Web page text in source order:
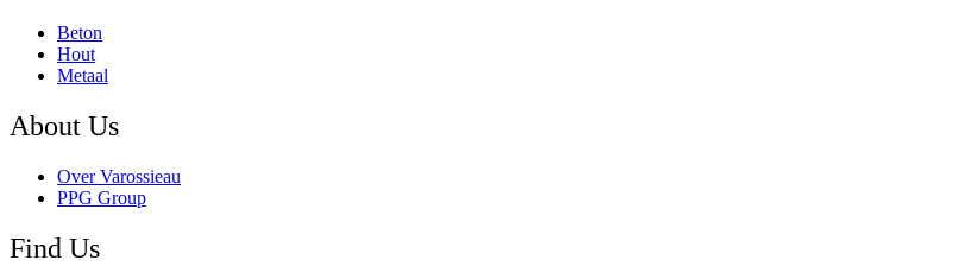
Beton
Hout
Metaal
About Us
Over Varossieau
PPG Group
Find Us